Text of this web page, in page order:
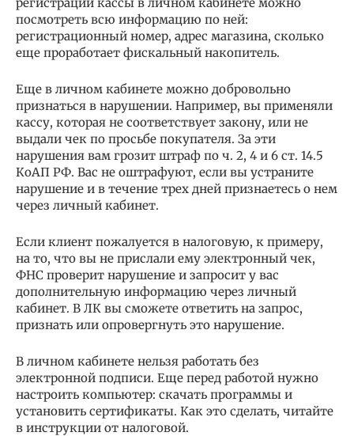
посмотреть всю информацию по ней:
регистрационный номер, адрес магазина, сколько
еще проработает фискальный накопитель.
Еще в личном кабинете можно добровольно
признаться в нарушении. Например, вы применяли
кассу, которая не соответствует закону, или не
выдали чек по просьбе покупателя. За эти
нарушения вам грозит штраф по ч. 2, 4 и 6 ст. 14.5
КоАП РФ. Вас не оштрафуют, если вы устраните
нарушение и в течение трех дней признаетесь о нем
через личный кабинет.
Если клиент пожалуется в налоговую, к примеру,
на то, что вы не прислали ему электронный чек,
ФНС проверит нарушение и запросит у вас
дополнительную информацию через личный
кабинет. В ЛК вы сможете ответить на запрос,
признать или опровергнуть это нарушение.
В личном кабинете нельзя работать без
электронной подписи. Еще перед работой нужно
настроить компьютер: скачать программы и
установить сертификаты. Как это сделать, читайте
в инструкции от налоговой.